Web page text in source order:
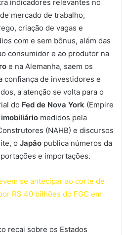
indicadores relevantes no
mercado de trabalho,
criação de vagas e
com e sem bônus, além das
consumidor e ao produtor na
e na Alemanha, saem os
confiança de investidores e
a atenção se volta para o
do Fed de Nova York (Empire
medidos pela
(NAHB) e discursos
o Japão publica números da
e importações.
se antecipar ao corte de
R$ 40 bilhões do FGC em
recai sobre os Estados